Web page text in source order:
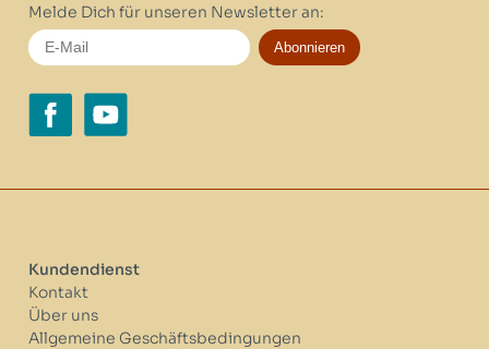
Melde Dich für unseren Newsletter an:
Abonnieren
Kundendienst
Kontakt
Über uns
Allgemeine Geschäftsbedingungen